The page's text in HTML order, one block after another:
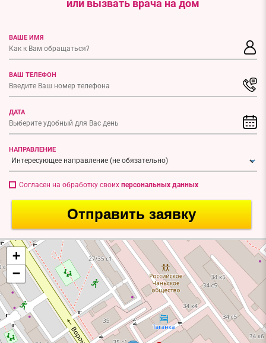
или вызвать врача на дом
ВАШЕ ИМЯ
ВАШ ТЕЛЕФОН
ДАТА
НАПРАВЛЕНИЕ
Согласен на обработку своих персональных данных
Отправить заявку
+
−